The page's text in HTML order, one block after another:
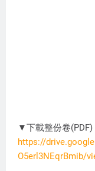
▼下載整份卷(PDF)
https://
O5erl3NEqrBmib/